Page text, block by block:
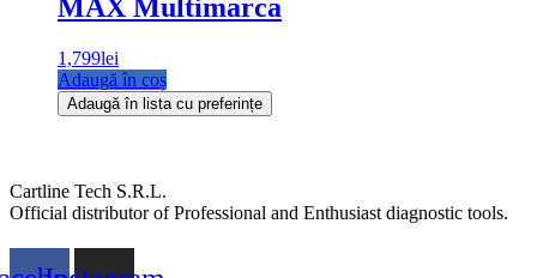
MAX Multimarca
1,799lei
Adaugă în coș
Adaugă în lista cu preferințe
Cartline Tech S.R.L.
Official distributor of Professional and Enthusiast diagnostic tools.